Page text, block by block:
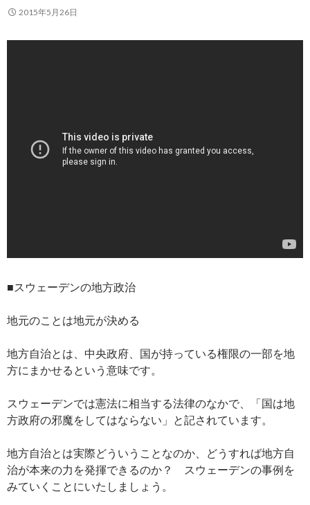
2015年5月26日
■スウェーデンの地方政治
地元のことは地元が決める
地方自治とは、中央政府、国が持っている権限の一部を地
方にまかせるという意味です。
スウェーデンでは憲法に相当する法律のなかで、「国は地
方政府の邪魔をしてはならない」と記されています。
地方自治とは実際どういうことなのか、どうすれば地方自
治が本来の力を発揮できるのか？ スウェーデンの事例を
みていくことにいたしましょう。